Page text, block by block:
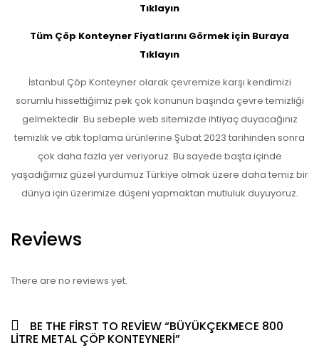
Tıklayın
Tüm Çöp Konteyner Fiyatlarını Görmek için Buraya
Tıklayın
İstanbul Çöp Konteyner olarak çevremize karşı kendimizi
sorumlu hissettiğimiz pek çok konunun başında çevre temizliği
gelmektedir. Bu sebeple web sitemizde ihtiyaç duyacağınız
temizlik ve atık toplama ürünlerine Şubat 2023 tarihinden sonra
çok daha fazla yer veriyoruz. Bu sayede başta içinde
yaşadığımız güzel yurdumuz Türkiye olmak üzere daha temiz bir
dünya için üzerimize düşeni yapmaktan mutluluk duyuyoruz.
Reviews
There are no reviews yet.
BE THE FIRST TO REVIEW “BÜYÜKÇEKMECE 800
LITRE METAL ÇÖP KONTEYNERI”